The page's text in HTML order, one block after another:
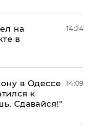
на
в
14:24
в Одессе
к
Сдавайся!"
14:09